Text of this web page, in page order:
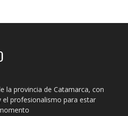
la provincia de Catamarca, con
el profesionalismo para estar